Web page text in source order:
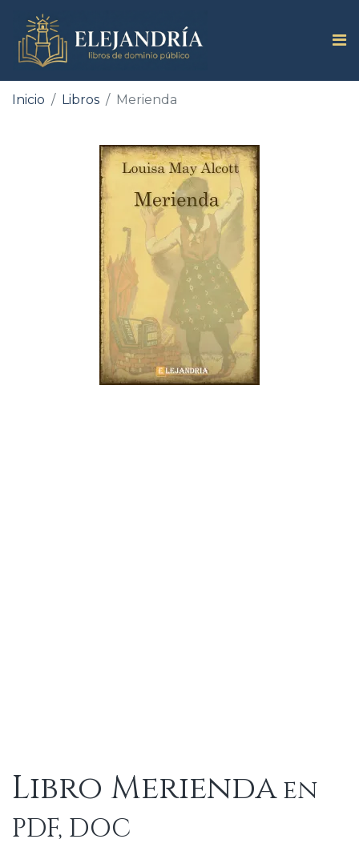
Inicio Libros Merienda
Libro Meriendaen
PDF, DOC